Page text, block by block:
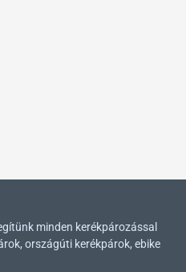
minden kerékpározással
országúti kerékpárok, ebike